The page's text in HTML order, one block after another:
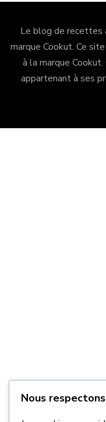
Le blog de recettes
marque Cookut. Ce
à la marque Cookut.
appartenant à ses
Nous